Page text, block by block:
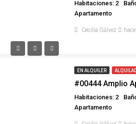
Habitaciones: 2
Apartamento
Cecilia Gálvez
EN ALQUILER
Habitaciones: 2
Apartamento